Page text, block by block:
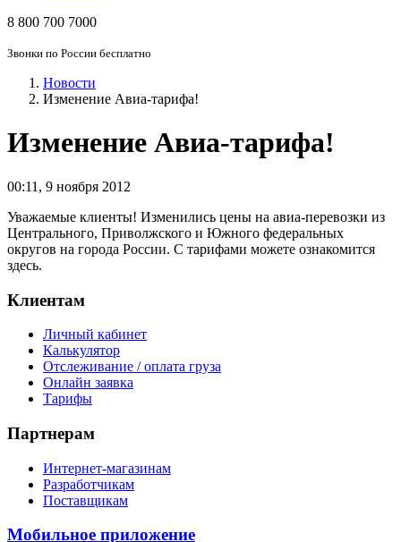
8 800 700 7000
Звонки по России бесплатно
Новости
Изменение Авиа-тарифа!
Изменение Авиа-тарифа!
00:11 , 9 ноября 2012
Уважаемые клиенты! Изменились цены на авиа-перевозки из
Центрального, Приволжского и Южного федеральных
округов на города России. С тарифами можете ознакомится
здесь.
Клиентам
Личный кабинет
Калькулятор
Отслеживание / оплата груза
Онлайн заявка
Тарифы
Партнерам
Интернет-магазинам
Разработчикам
Поставщикам
Мобильное приложение